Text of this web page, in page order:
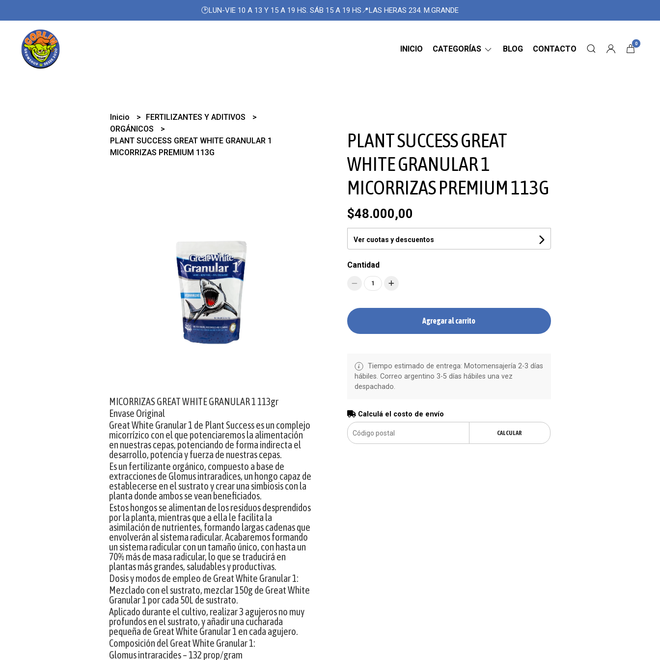
🕑LUN-VIE 10 A 13 Y 15 A 19 HS. SÁB 15 A 19 HS📍LAS HERAS 234. M.GRANDE
INICIO CATEGORÍAS BLOG CONTACTO
0
Inicio
FERTILIZANTES Y ADITIVOS
ORGÁNICOS
PLANT SUCCESS GREAT WHITE GRANULAR 1
MICORRIZAS PREMIUM 113G
MICORRIZAS GREAT WHITE GRANULAR 1 113gr
Envase Original
Great White Granular 1 de Plant Success es un complejo
micorrízico con el que potenciaremos la alimentación
en nuestras cepas, potenciando de forma indirecta el
desarrollo, potencia y fuerza de nuestras cepas.
Es un fertilizante orgánico, compuesto a base de
extracciones de Glomus intraradices, un hongo capaz de
establecerse en el sustrato y crear una simbiosis con la
planta donde ambos se vean beneficiados.
Estos hongos se alimentan de los residuos desprendidos
por la planta, mientras que a ella le facilita la
asimilación de nutrientes, formando largas cadenas que
envolverán al sistema radicular. Acabaremos formando
un sistema radicular con un tamaño único, con hasta un
70% más de masa radicular, lo que se traducirá en
plantas más grandes, saludables y productivas.
Dosis y modos de empleo de Great White Granular 1:
Mezclado con el sustrato, mezclar 150g de Great White
Granular 1 por cada 50L de sustrato.
Aplicado durante el cultivo, realizar 3 agujeros no muy
profundos en el sustrato, y añadir una cucharada
pequeña de Great White Granular 1 en cada agujero.
Composición del Great White Granular 1:
Glomus intraracides – 132 prop/gram
PLANT SUCCESS GREAT
WHITE GRANULAR 1
MICORRIZAS PREMIUM 113G
$48.000,00
Ver cuotas y descuentos
Cantidad
1
Agregar al carrito
Tiempo estimado de entrega: Motomensajería 2-3 días
hábiles. Correo argentino 3-5 días hábiles una vez
despachado.
Calculá el costo de envío
CALCULAR